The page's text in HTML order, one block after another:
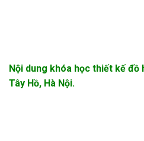
Nội dung khóa học thiết kế đồ
Tây Hồ, Hà Nội.